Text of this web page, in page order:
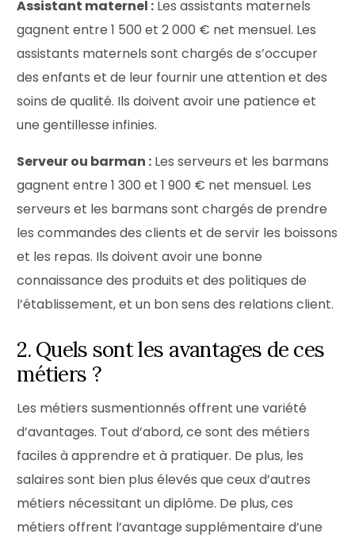
Assistant maternel : Les assistants maternels
gagnent entre 1 500 et 2 000 € net mensuel. Les
assistants maternels sont chargés de s’occuper
des enfants et de leur fournir une attention et des
soins de qualité. Ils doivent avoir une patience et
une gentillesse infinies.
Serveur ou barman : Les serveurs et les barmans
gagnent entre 1 300 et 1 900 € net mensuel. Les
serveurs et les barmans sont chargés de prendre
les commandes des clients et de servir les boissons
et les repas. Ils doivent avoir une bonne
connaissance des produits et des politiques de
l’établissement, et un bon sens des relations client.
2. Quels sont les avantages de ces
métiers ?
Les métiers susmentionnés offrent une variété
d’avantages. Tout d’abord, ce sont des métiers
faciles à apprendre et à pratiquer. De plus, les
salaires sont bien plus élevés que ceux d’autres
métiers nécessitant un diplôme. De plus, ces
métiers offrent l’avantage supplémentaire d’une